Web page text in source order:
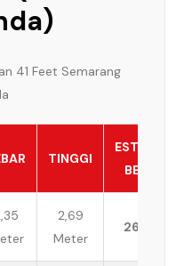
TINGGI
ESTIMASI
BEBAN
2,69
Meter
26 Ton